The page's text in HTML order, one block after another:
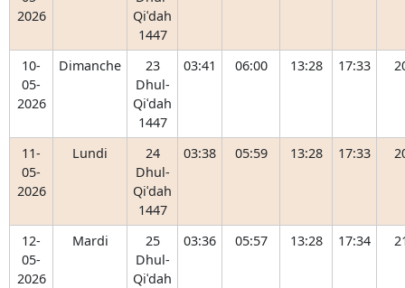
2026
Qiʿdah
1447
10-
05-
2026
Dimanche
23
Dhul-
Qiʿdah
1447
03:41 06:00 13:28 17:33
11-
05-
2026
Lundi
24
Dhul-
Qiʿdah
1447
03:38 05:59 13:28 17:33
12-
05-
2026
Mardi
25
Dhul-
Qiʿdah
03:36 05:57 13:28 17:34